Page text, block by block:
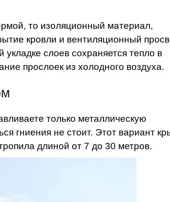
то изоляционный материал,
кровли и вентиляционный
слоев сохраняется тепло в
прослоек из холодного воздуха.
только металлическую
гниения не стоит. Этот вариант
длиной от 7 до 30 метров.